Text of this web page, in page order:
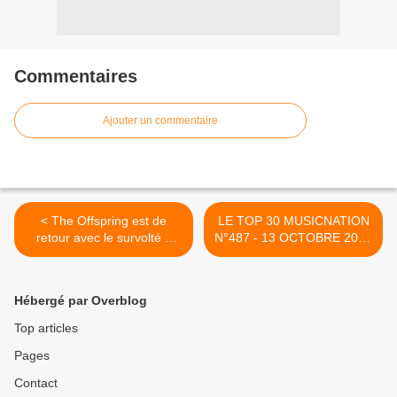
Commentaires
Ajouter un commentaire
< The Offspring est de
retour avec le survolté «
Supercharged » !
LE TOP 30 MUSICNATION
N°487 - 13 OCTOBRE 2024
>
Hébergé par Overblog
Top articles
Pages
Contact